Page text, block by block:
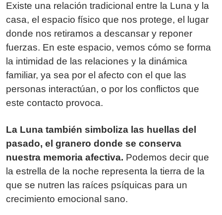
Existe una relación tradicional entre la Luna y la
casa, el espacio físico que nos protege, el lugar
donde nos retiramos a descansar y reponer
fuerzas. En este espacio, vemos cómo se forma
la intimidad de las relaciones y la dinámica
familiar, ya sea por el afecto con el que las
personas interactúan, o por los conflictos que
este contacto provoca.
La Luna también simboliza las huellas del
pasado, el granero donde se conserva
nuestra memoria afectiva. Podemos decir que
la estrella de la noche representa la tierra de la
que se nutren las raíces psíquicas para un
crecimiento emocional sano.